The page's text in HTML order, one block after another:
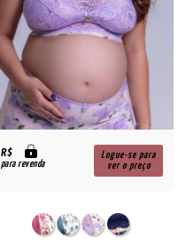
R$
para revenda
Logue-se para
ver o preço